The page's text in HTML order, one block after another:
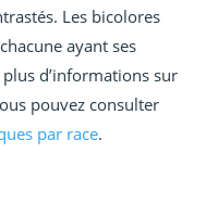
Les bicolores
ayant ses
d’informations sur
pouvez consulter
par race.